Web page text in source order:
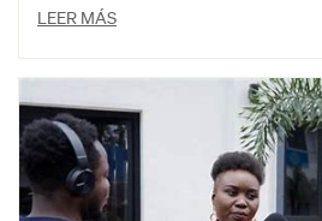
LEER MÁS